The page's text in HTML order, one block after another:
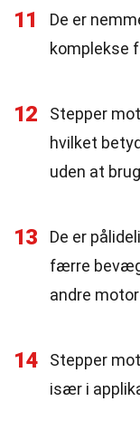
11
De er
komplekse
12
Stepper
hvilket
uden at
13
De er
færre
andre
14
Stepper
især i